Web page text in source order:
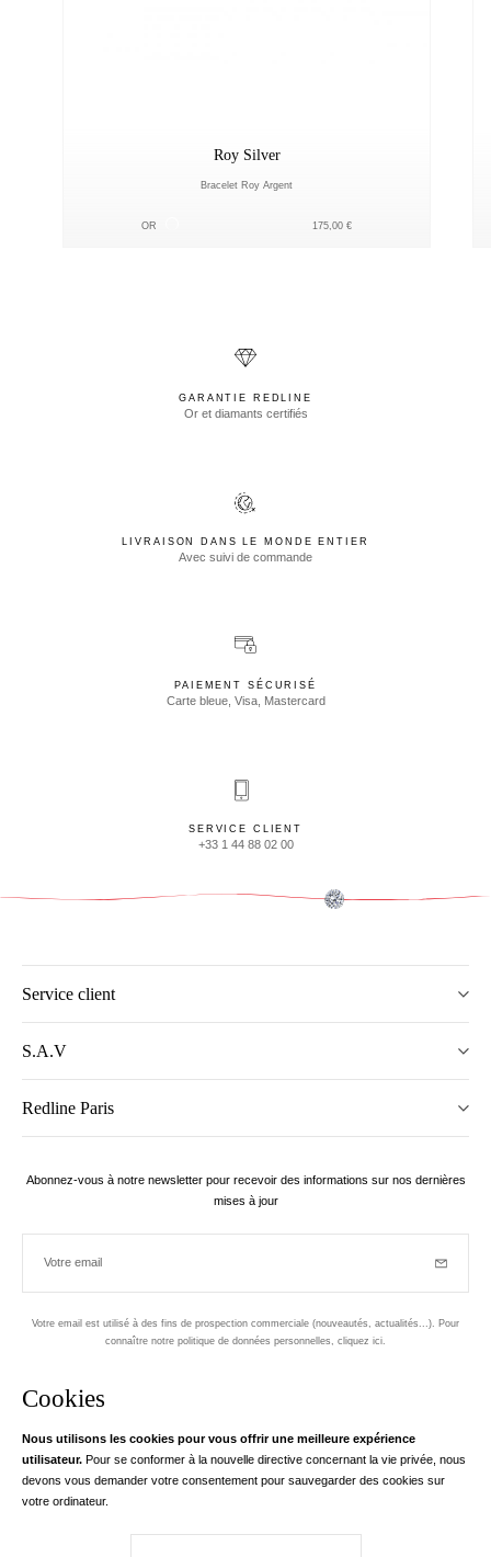
Cookies
Nous utilisons les cookies pour vous offrir une meilleure expérience
utilisateur. Pour se conformer à la nouvelle directive concernant la vie privée, nous
devons vous demander votre consentement pour sauvegarder des cookies sur
votre ordinateur.
Roy Silver
Bracelet Roy Argent
OR 175,00 €
GARANTIE REDLINE
Or et diamants certifiés
LIVRAISON DANS LE MONDE ENTIER
Avec suivi de commande
PAIEMENT SÉCURISÉ
Carte bleue, Visa, Mastercard
SERVICE CLIENT
+33 1 44 88 02 00
Service client
S.A.V
Redline Paris
Abonnez-vous à notre newsletter pour recevoir des informations sur nos dernières
mises à jour
Votre email
Votre email est utilisé à des fins de prospection commerciale (nouveautés, actualités...). Pour
connaître notre politique de données personnelles, cliquez ici
Instagram
Votre adresse email
RedLine. Conformément à la loi, vous disposez d'un droit d'accès, de